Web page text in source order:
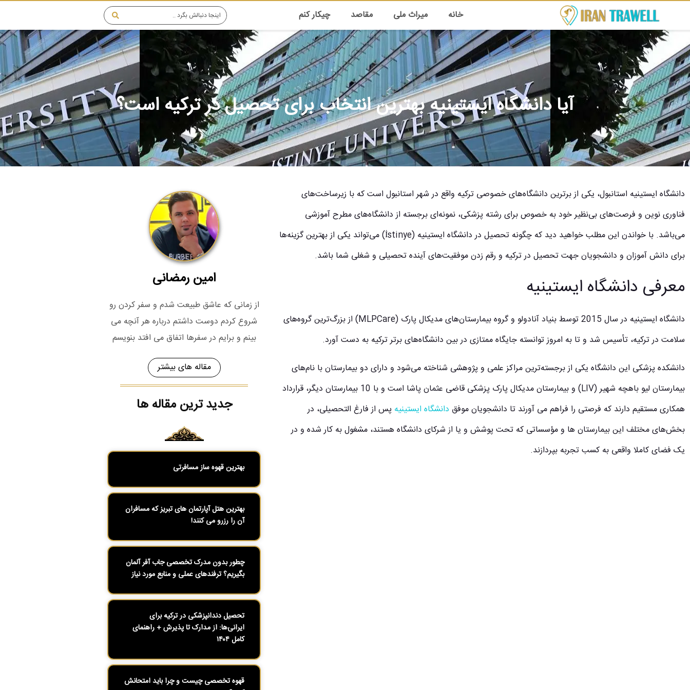
خانه میراث ملی مقاصد چیکار کنم
آیا دانشگاه ایستینیه بهترین انتخاب برای تحصیل در ترکیه است؟
دانشگاه ایستینیه استانبول، یکی از برترین دانشگاه‌های خصوصی ترکیه واقع در شهر استانبول است که با زیرساخت‌های
فناوری نوین و فرصت‌های بی‌نظیر خود به خصوص برای رشته پزشکی، نمونه‌ای برجسته از دانشگاه‌های مطرح آموزشی
می‌باشد. با خواندن این مطلب خواهید دید که چگونه تحصیل در دانشگاه ایستینیه (İstinye) می‌تواند یکی از بهترین گزینه‌ها
برای دانش آموزان و دانشجویان جهت تحصیل در ترکیه و رقم زدن موفقیت‌های آینده تحصیلی و شغلی شما باشد.
معرفی دانشگاه ایستینیه
دانشگاه ایستینیه در سال 2015 توسط بنیاد آنادولو و گروه بیمارستان‌های مدیکال پارک (MLPCare) از بزرگ‌ترین گروه‌های
سلامت در ترکیه، تأسیس شد و تا به امروز توانسته جایگاه ممتازی در بین دانشگاه‌های برتر ترکیه به دست آورد.
دانشکده پزشکی این دانشگاه یکی از برجسته‌ترین مراکز علمی و پژوهشی شناخته می‌شود و دارای دو بیمارستان با نام‌های
بیمارستان لیو باهچه شهیر (LIV) و بیمارستان مدیکال پارک پزشکی قاضی عثمان پاشا است و با 10 بیمارستان دیگر، قرارداد
همکاری مستقیم دارند که فرصتی را فراهم می آورند تا دانشجویان موفق دانشگاه ایستینیه پس از فارغ التحصیلی، در
بخش‌های مختلف این بیمارستان ها و مؤسساتی که تحت پوشش و یا از شرکای دانشگاه هستند، مشغول به کار شده و در
یک فضای کاملا واقعی به کسب تجربه بپردازند.
امین رمضانی
از زمانی که عاشق طبیعت شدم و سفر کردن رو
شروع کردم دوست داشتم درباره هر آنچه می
بینم و برایم در سفرها اتفاق می افتد بنویسم
مقاله های بیشتر
جدید ترین مقاله ها
بهترین قهوه ساز مسافرتی
بهترین هتل آپارتمان های تبریز که مسافران
آن را رزرو می کنند!
چطور بدون مدرک تخصصی جاب آفر آلمان
بگیریم؟ ترفندهای عملی و منابع مورد نیاز
تحصیل دندانپزشکی در ترکیه برای
ایرانی‌ها: از مدارک تا پذیرش + راهنمای
کامل ۱۴۰۴
قهوه تخصصی چیست و چرا باید امتحانش